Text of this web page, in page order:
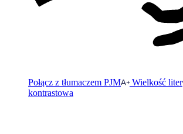
Połącz z tłumaczem PJM Wielkość liter
kontrastowa